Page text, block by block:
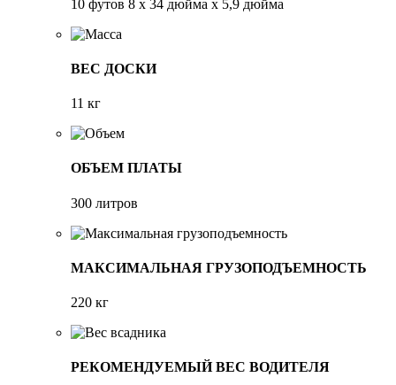
10 футов 8 х 34 дюйма х 5,9 дюйма
ВЕС ДОСКИ
11 кг
ОБЪЕМ ПЛАТЫ
300 литров
МАКСИМАЛЬНАЯ ГРУЗОПОДЪЕМНОСТЬ
220 кг
РЕКОМЕНДУЕМЫЙ ВЕС ВОДИТЕЛЯ